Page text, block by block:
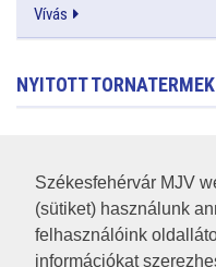
Székesfehérvár MJV
(sütiket) használunk
felhasználóink
információkat
Vívás
NYITOTT TORNATERMEK
RSS
A HONLAP 2017.03.31-I